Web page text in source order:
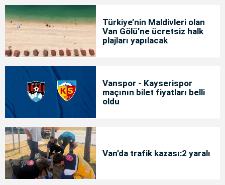
Türkiye’nin Maldivleri olan
Van Gölü’ne ücretsiz halk
plajları yapılacak
Vanspor - Kayserispor
maçının bilet fiyatları belli
oldu
Van’da trafik kazası:2 yaralı